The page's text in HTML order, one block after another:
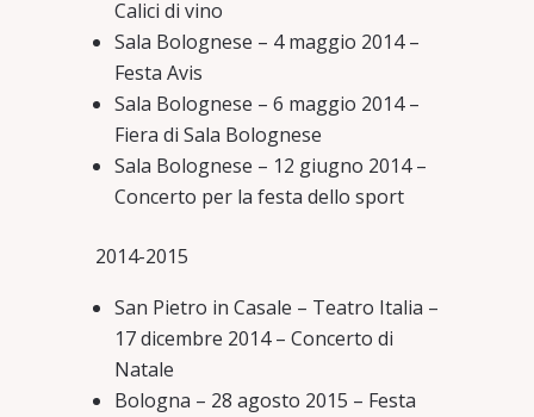
Calici di vino
Sala Bolognese – 4 maggio 2014 –
Festa Avis
Sala Bolognese – 6 maggio 2014 –
Fiera di Sala Bolognese
Sala Bolognese – 12 giugno 2014 –
Concerto per la festa dello sport
2014-2015
San Pietro in Casale – Teatro Italia –
17 dicembre 2014 – Concerto di
Natale
Bologna – 28 agosto 2015 – Festa